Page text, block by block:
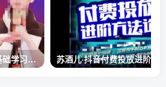
陈大黑牛千川课：零基础学习巨量千川投放实操课，从底层逻辑到详细实操全部传授